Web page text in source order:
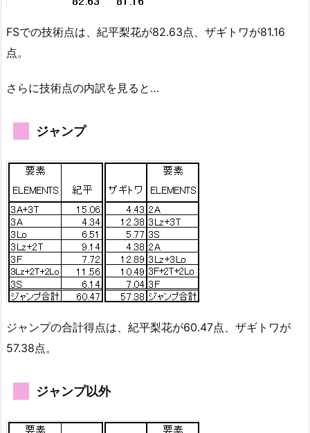
FSでの技術点は、紀平梨花が82.63点、ザギトワが81.16
点。
さらに技術点の内訳を見ると…
ジャンプ
ジャンプの合計得点は、紀平梨花が60.47点、ザギトワが
57.38点。
ジャンプ以外